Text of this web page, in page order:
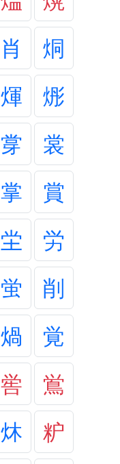
肖
烔
煇
烿
牚
裳
掌
賞
坣
労
蛍
削
煱
覚
喾
鴬
炑
粐